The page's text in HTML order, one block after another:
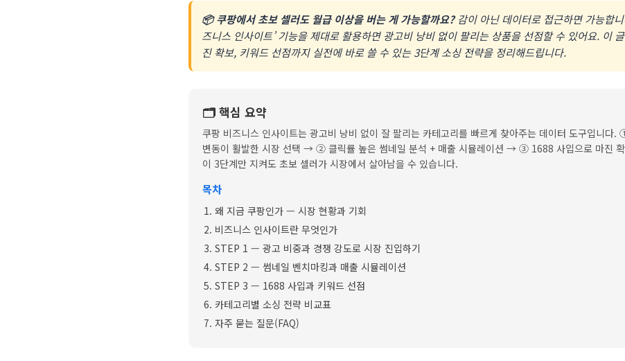
📦 쿠팡에서 초보 셀러도 월급 이상을 버는 게 가능할까요?감이 아닌 데이터로 접근하면 가능합
즈니스 인사이트’ 기능을 제대로 활용하면 광고비 낭비 없이 팔리는 상품을 선점할 수 있어요. 이
진 확보, 키워드 선점까지 실전에 바로 쓸 수 있는 3단계 소싱 전략을 정리해드립니다.
🗂️ 핵심 요약
쿠팡 비즈니스 인사이트는 광고비 낭비 없이 잘 팔리는 카테고리를 빠르게 찾아주는 데이터 도구입니다.
변동이 활발한 시장 선택 → ② 클릭률 높은 썸네일 분석 + 매출 시뮬레이션 → ③ 1688 사입으로 마진
이 3단계만 지켜도 초보 셀러가 시장에서 살아남을 수 있습니다.
목차
왜 지금 쿠팡인가 — 시장 현황과 기회
비즈니스 인사이트란 무엇인가
STEP 1 — 광고 비중과 경쟁 강도로 시장 진입하기
STEP 2 — 썸네일 벤치마킹과 매출 시뮬레이션
STEP 3 — 1688 사입과 키워드 선점
카테고리별 소싱 전략 비교표
자주 묻는 질문(FAQ)